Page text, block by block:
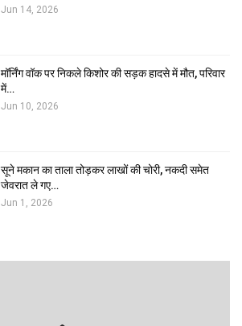
Jun 14, 2026
मॉर्निंग वॉक पर निकले किशोर की सड़क हादसे में मौत, परिवार
में…
Jun 10, 2026
सूने मकान का ताला तोड़कर लाखों की चोरी, नकदी समेत
जेवरात ले गए…
Jun 1, 2026